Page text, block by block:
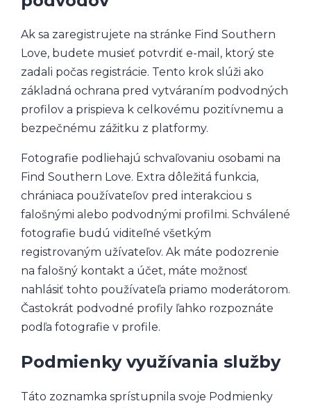
Ak sa zaregistrujete na stránke Find Southern
Love, budete musieť potvrdiť e-mail, ktorý ste
zadali počas registrácie. Tento krok slúži ako
základná ochrana pred vytváraním podvodných
profilov a prispieva k celkovému pozitívnemu a
bezpečnému zážitku z platformy.
Fotografie podliehajú schvaľovaniu osobami na
Find Southern Love. Extra dôležitá funkcia,
chrániaca používateľov pred interakciou s
falošnými alebo podvodnými profilmi. Schválené
fotografie budú viditeľné všetkým
registrovaným užívateľov. Ak máte podozrenie
na falošný kontakt a účet, máte možnosť
nahlásiť tohto používateľa priamo moderátorom.
Častokrát podvodné profily ľahko rozpoznáte
podľa fotografie v profile.
Podmienky využívania služby
Táto zoznamka sprístupnila svoje Podmienky